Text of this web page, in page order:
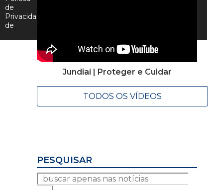
Jundiaí | Proteger e Cuidar
TODOS OS VÍDEOS
PESQUISAR
de
Privacida
de